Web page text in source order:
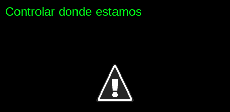
Controlar donde estamos